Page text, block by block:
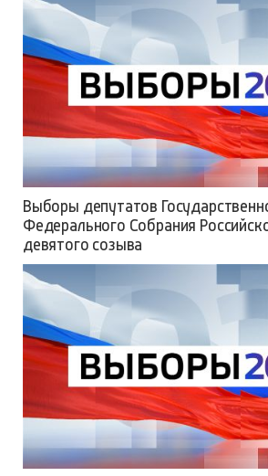
Выборы депутатов
Федерального Собрания
девятого созыва